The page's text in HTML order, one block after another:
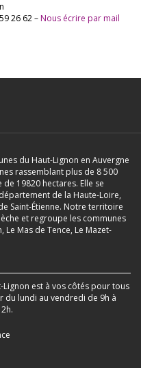
26 62 – Nous écrire par mail
du Haut-Lignon en Auvergne
rassemblant plus de 8 500
19820 hectares. Elle se
de la Haute-Loire,
Saint-Étienne. Notre territoire
et regroupe les communes
Mas de Tence, Le Mazet-
est à vos côtés pour tous
du lundi au vendredi de 9h à